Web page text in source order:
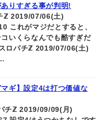
りすぎる事が判明!
ℤ 2019/07/06(土)
これがマジだとすると、
いくらなんでも酷すぎだ
パチℤ 2019/07/06(土)
マギ】設定4は打つ価値な
チℤ 2019/09/09(月)